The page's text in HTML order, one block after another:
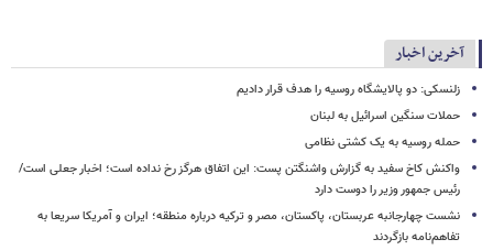
آخرین اخبار
زلنسکی: دو پالایشگاه روسیه را هدف قرار دادیم
حملات سنگین اسرائیل به لبنان
حمله روسیه به یک کشتی نظامی
واکنش کاخ سفید به گزارش واشنگتن پست: این اتفاق هرگز رخ نداده است؛ اخبار جعلی است/
رئیس جمهور وزیر را دوست دارد
نشست چهارجانبه عربستان، پاکستان، مصر و ترکیه درباره منطقه؛ ایران و آمریکا سریعا به
تفاهم‌نامه بازگردند